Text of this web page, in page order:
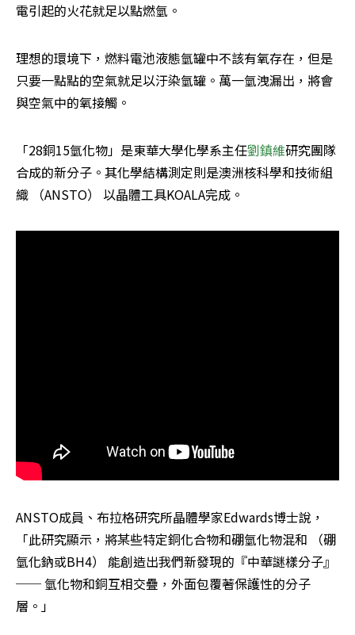
電引起的火花就足以點燃氫。
理想的環境下，燃料電池液態氫罐中不該有氧存在，但是
只要一點點的空氣就足以汙染氫罐。萬一氫洩漏出，將會
與空氣中的氧接觸。
「28銅15氫化物」是東華大學化學系主任劉鎮維研究團隊
合成的新分子。其化學結構測定則是澳洲核科學和技術組
織 （ANSTO） 以晶體工具KOALA完成。
ANSTO成員、布拉格研究所晶體學家Edwards博士說，
「此研究顯示，將某些特定銅化合物和硼氫化物混和 （硼
氫化鈉或BH4） 能創造出我們新發現的『中華謎樣分子』
── 氫化物和銅互相交疊，外面包覆著保護性的分子
層。」